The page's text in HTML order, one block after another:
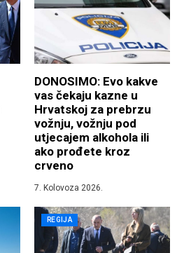
DONOSIMO: Evo kakve
vas čekaju kazne u
Hrvatskoj za prebrzu
vožnju, vožnju pod
utjecajem alkohola ili
ako prođete kroz
crveno
7. Kolovoza 2026.
REGIJA